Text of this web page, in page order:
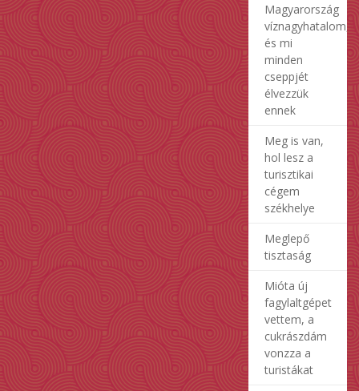
Magyarország
víznagyhatalom,
és mi
minden
cseppjét
élvezzük
ennek
Meg is van,
hol lesz a
turisztikai
cégem
székhelye
Meglepő
tisztaság
Mióta új
fagylaltgépet
vettem, a
cukrászdám
vonzza a
turistákat